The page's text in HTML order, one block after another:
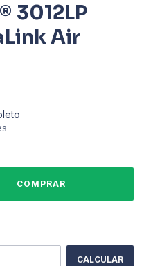
3012LP
Air
CALCULAR